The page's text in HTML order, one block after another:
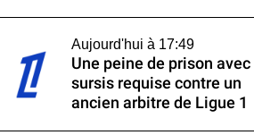
Aujourd'hui à 17:49
Une peine de prison avec
sursis requise contre un
ancien arbitre de Ligue 1